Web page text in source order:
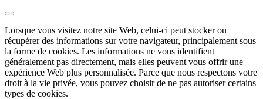
Lorsque vous visitez notre site Web, celui-ci peut stocker ou
récupérer des informations sur votre navigateur, principalement sous
la forme de cookies. Les informations ne vous identifient
généralement pas directement, mais elles peuvent vous offrir une
expérience Web plus personnalisée. Parce que nous respectons votre
droit à la vie privée, vous pouvez choisir de ne pas autoriser certains
types de cookies.